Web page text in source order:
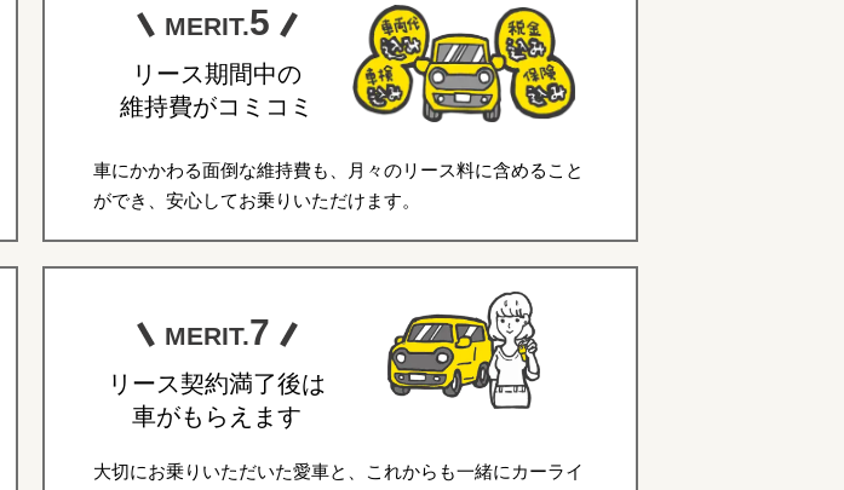
MERIT.5
リース期間中の
維持費がコミコミ
車にかかわる面倒な維持費も、月々のリース料に含めること
ができ、安心してお乗りいただけます。
MERIT.7
リース契約満了後は
車がもらえます
大切にお乗りいただいた愛車と、これからも一緒にカーライ